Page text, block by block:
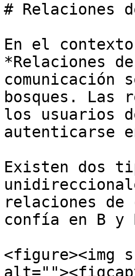
# Relaciones
En el
*Relaciones
comunicación
bosques. Las
los usuarios
autenticarse
Existen dos
relaciones
confía en B y
<figure><img